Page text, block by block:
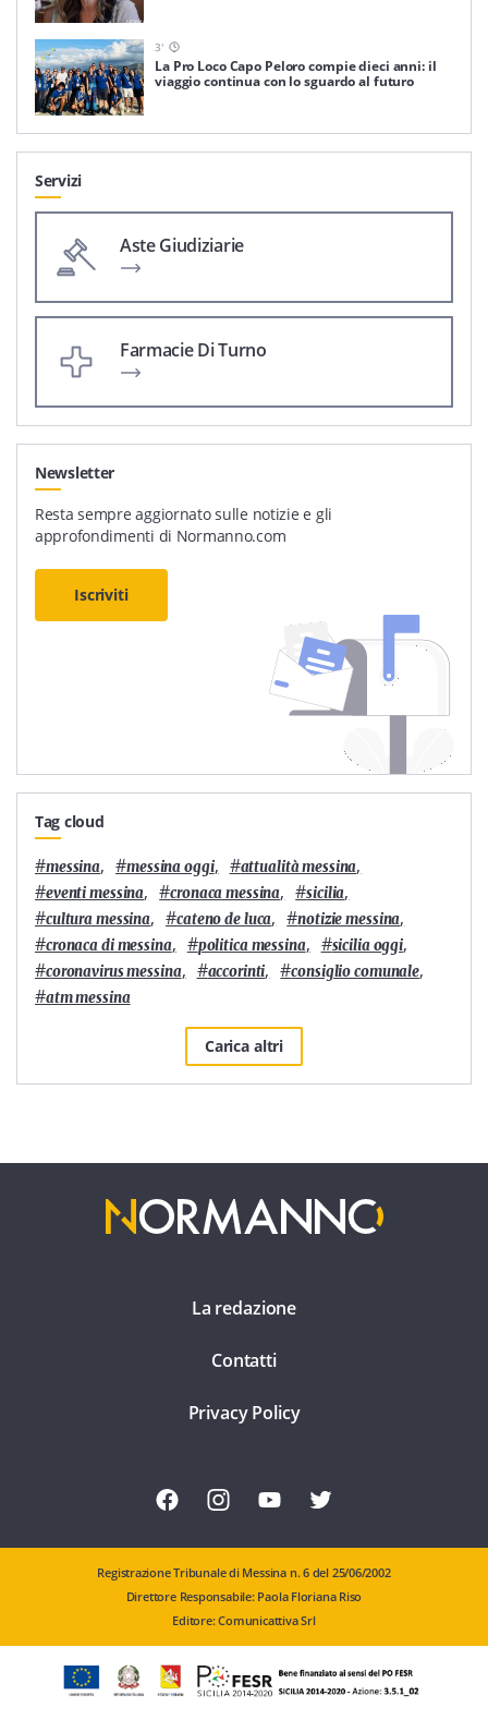
3'
La Pro Loco Capo Peloro compie dieci anni: il
viaggio continua con lo sguardo al futuro
Servizi
Aste Giudiziarie
Farmacie Di Turno
Newsletter
Resta sempre aggiornato sulle notizie e gli
approfondimenti di Normanno.com
Iscriviti
Tag cloud
#messina, #messina oggi, #attualità messina,
#eventi messina, #cronaca messina, #sicilia,
#cultura messina, #cateno de luca, #notizie messina,
#cronaca di messina, #politica messina, #sicilia oggi,
#coronavirus messina, #accorinti, #consiglio comunale,
#atm messina
Carica altri
La redazione
Contatti
Privacy Policy
Registrazione Tribunale di Messina n. 6 del 25/06/2002
Direttore Responsabile: Paola Floriana Riso
Editore: Comunicattiva Srl